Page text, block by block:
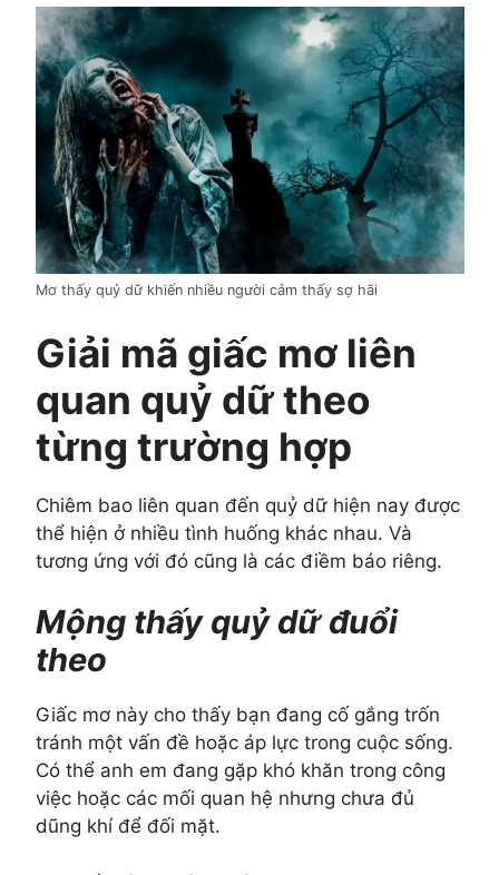
Mơ thấy quỷ dữ khiến nhiều người cảm thấy sợ hãi
Giải mã giấc mơ liên
quan quỷ dữ theo
từng trường hợp
Chiêm bao liên quan đến quỷ dữ hiện nay được
thể hiện ở nhiều tình huống khác nhau. Và
tương ứng với đó cũng là các điềm báo riêng.
Mộng thấy quỷ dữ đuổi
theo
Giấc mơ này cho thấy bạn đang cố gắng trốn
tránh một vấn đề hoặc áp lực trong cuộc sống.
Có thể anh em đang gặp khó khăn trong công
việc hoặc các mối quan hệ nhưng chưa đủ
dũng khí để đối mặt.